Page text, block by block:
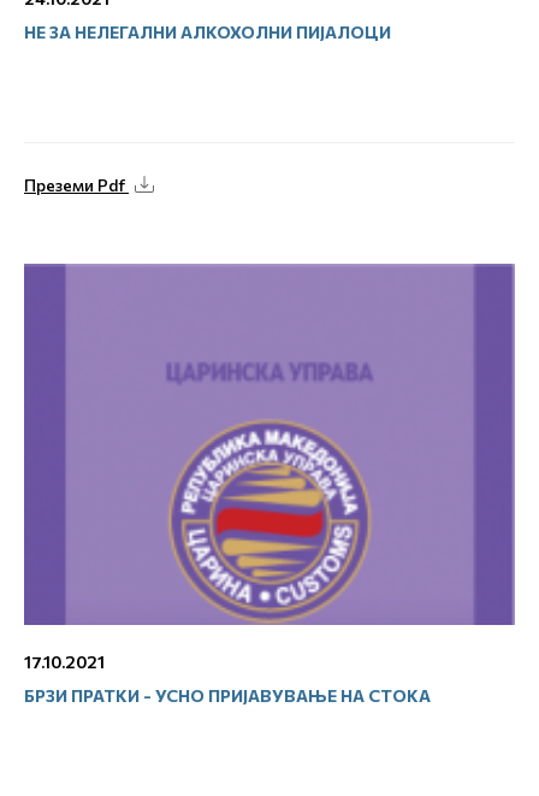
НЕ ЗА НЕЛЕГАЛНИ АЛКОХОЛНИ ПИЈАЛОЦИ
Преземи Pdf
17.10.2021
БРЗИ ПРАТКИ - УСНО ПРИЈАВУВАЊЕ НА СТОКА